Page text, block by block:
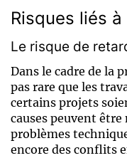
Risques liés
Le risque de
Dans le cadre de la
pas rare que les
certains projets
causes peuvent
problèmes
encore des conflits